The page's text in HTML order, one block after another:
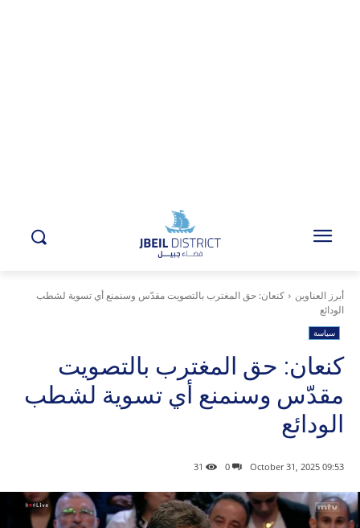
أبرز العناوين
كنعان: حق المغترب بالتصويت مقدّس وسنمنع أي تسوية لشطب
الودائع
سياسة
كنعان: حق المغترب بالتصويت
مقدّس وسنمنع أي تسوية لشطب
الودائع
09:53 2025 ,October 31
0
31